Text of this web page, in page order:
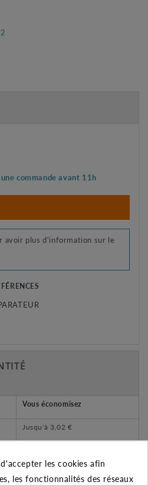
commande avant 11h
avoir plus d'information sur le
Vous économisez
Jusqu'à 3,02 €
les cookies afin
les fonctionnalités des réseaux